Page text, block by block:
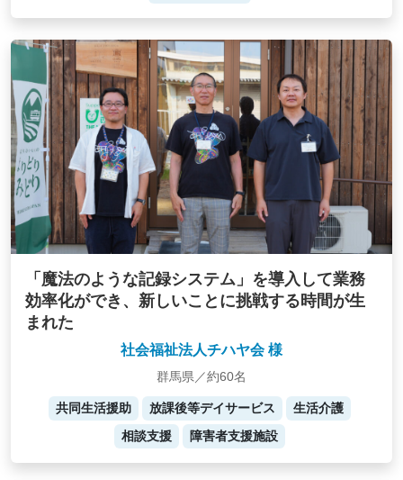
「魔法のような記録システム」を導入して業務
効率化ができ、新しいことに挑戦する時間が生
まれた
社会福祉法人チハヤ会 様
群馬県／約60名
共同生活援助 放課後等デイサービス
生活介護
相談支援
障害者支援施設